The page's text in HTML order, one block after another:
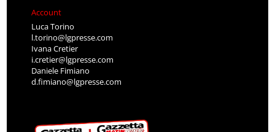
Account
Luca Torino
l.torino@lgpresse.com
Ivana Cretier
i.cretier@lgpresse.com
Daniele Fimiano
d.fimiano@lgpresse.com